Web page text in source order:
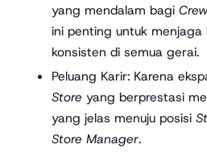
yang mendalam bagi
ini penting untuk menjaga
konsisten di semua gerai.
Peluang Karir: Karena
Store yang berprestasi
yang jelas menuju posisi
Store Manager.